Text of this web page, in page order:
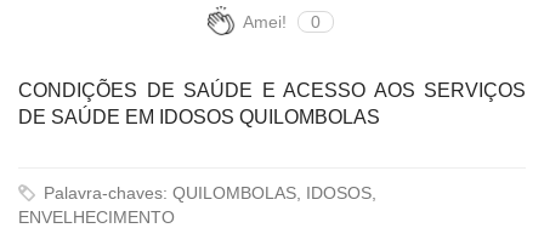
Amei! 0
CONDIÇÕES DE SAÚDE E ACESSO AOS SERVIÇOS
DE SAÚDE EM IDOSOS QUILOMBOLAS
Palavra-chaves: QUILOMBOLAS, IDOSOS,
ENVELHECIMENTO